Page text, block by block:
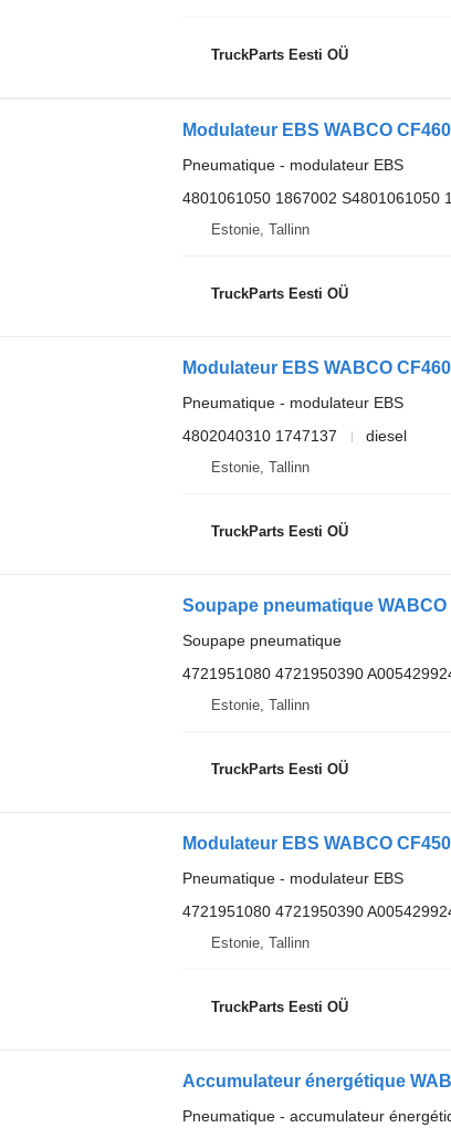
TruckParts Eesti OÜ
Pneumatique - modulateur EBS
4801061050 1867002 S4801061050
Estonie, Tallinn
TruckParts Eesti OÜ
Pneumatique - modulateur EBS
4802040310 1747137
diesel
Estonie, Tallinn
TruckParts Eesti OÜ
Soupape pneumatique
4721951080 4721950390
Estonie, Tallinn
TruckParts Eesti OÜ
Pneumatique - modulateur EBS
4721951080 4721950390
Estonie, Tallinn
TruckParts Eesti OÜ
Pneumatique - accumulateur